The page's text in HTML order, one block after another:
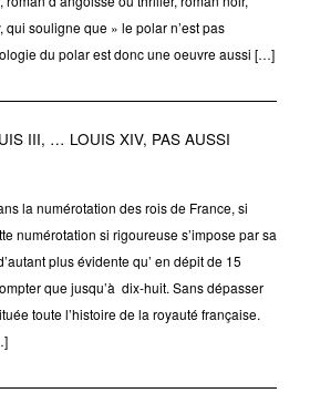
souligne que » le polar n’est pas
du polar est donc une oeuvre aussi […]
III, … LOUIS XIV, PAS AUSSI
la numérotation des rois de France, si
numérotation si rigoureuse s’impose par sa
plus évidente qu’ en dépit de 15
que jusqu’à dix-huit. Sans dépasser
toute l’histoire de la royauté française.